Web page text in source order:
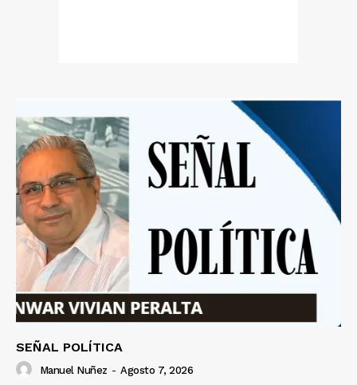
SEÑAL POLÍTICA
Manuel Nuñez - Agosto 7, 2026